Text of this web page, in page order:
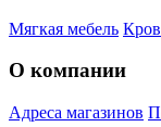
Мягкая мебель
О компании
Адреса магазинов